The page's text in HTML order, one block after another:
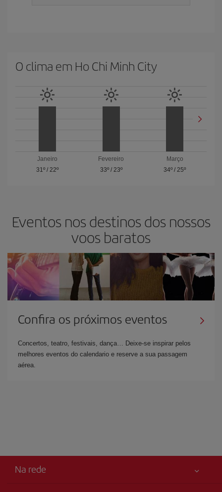
O clima em Ho Chi Minh City
Janeiro
31º/ 22º
Fevereiro
33º/ 23º
Março
34º /25º
Eventos nos destinos dos nossos
voos baratos
Confira os próximos eventos
Concertos, teatro, festivais, dança… Deixe-se inspirar pelos
melhores eventos do calendario e reserve a sua passagem
aérea.
Na rede